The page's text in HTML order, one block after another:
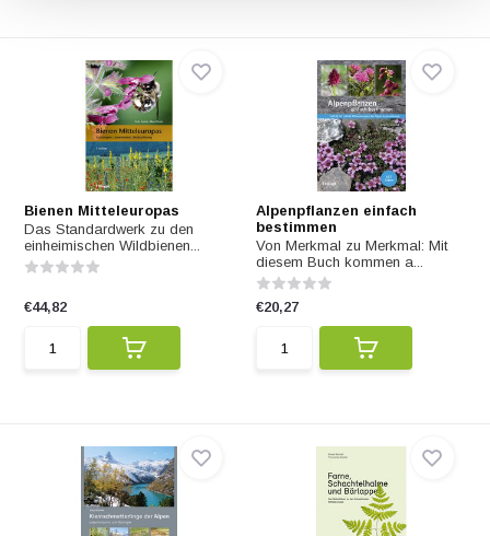
Bienen Mitteleuropas
Das Standardwerk zu den
einheimischen Wildbienen...
€44,82
Alpenpflanzen einfach
bestimmen
Von Merkmal zu Merkmal: Mit
diesem Buch kommen a...
€20,27